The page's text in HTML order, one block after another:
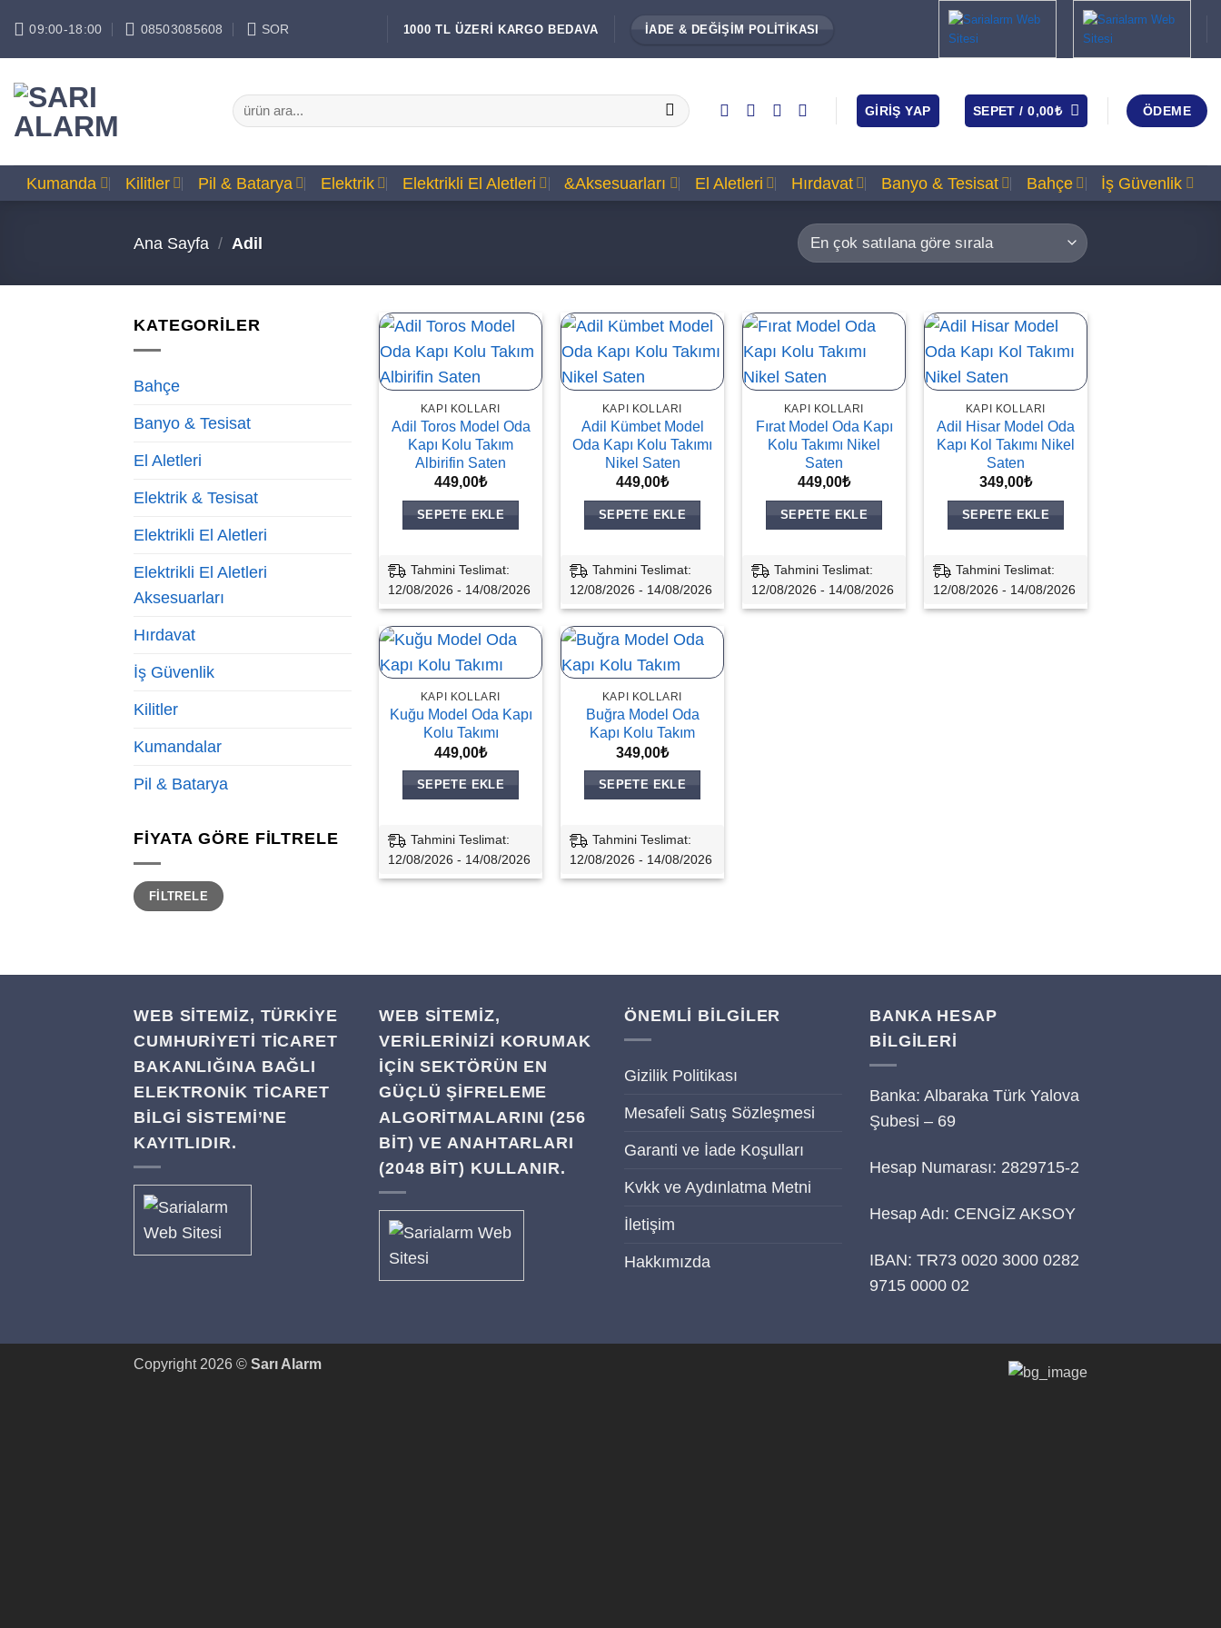
atla 09:00-18:00 08503085608 SOR 1000 TL ÜZERİ KARGO BEDAVA İADE & DEĞİŞİM POLİTİKASI
Ara:
GIRIŞ YAP SEPET /0,00₺ ÖDEME
Kumanda Kilitler Pil & Batarya Elektrik Elektrikli El Aletleri &Aksesuarları El Aletleri Hırdavat Banyo & Tesisat Bahçe İş Güvenlik
Ana Sayfa / Adil
KATEGORİLER
Bahçe
Banyo & Tesisat
El Aletleri
Elektrik & Tesisat
Elektrikli El Aletleri
Elektrikli El Aletleri
Aksesuarları
Hırdavat
İş Güvenlik
Kilitler
Kumandalar
Pil & Batarya
FIYATA GÖRE FILTRELE
En
düşük
fiyat
En
yüksek
fiyat
FILTRELE
KAPI KOLLARI
Adil Toros Model Oda
Kapı Kolu Takım
Albirifin Saten
449,00₺
SEPETE EKLE
Tahmini Teslimat:
12/08/2026 - 14/08/2026
KAPI KOLLARI
Adil Kümbet Model
Oda Kapı Kolu Takımı
Nikel Saten
449,00₺
SEPETE EKLE
Tahmini Teslimat:
12/08/2026 - 14/08/2026
KAPI KOLLARI
Fırat Model Oda Kapı
Kolu Takımı Nikel
Saten
449,00₺
SEPETE EKLE
Tahmini Teslimat:
12/08/2026 - 14/08/2026
KAPI KOLLARI
Adil Hisar Model Oda
Kapı Kol Takımı Nikel
Saten
349,00₺
SEPETE EKLE
Tahmini Teslimat:
12/08/2026 - 14/08/2026
KAPI KOLLARI
Kuğu Model Oda Kapı
Kolu Takımı
449,00₺
SEPETE EKLE
Tahmini Teslimat:
12/08/2026 - 14/08/2026
KAPI KOLLARI
Buğra Model Oda
Kapı Kolu Takım
349,00₺
SEPETE EKLE
Tahmini Teslimat:
12/08/2026 - 14/08/2026
WEB SİTEMİZ, TÜRKİYE
CUMHURİYETİ TİCARET
BAKANLIĞINA BAĞLI
ELEKTRONİK TİCARET
BİLGİ SİSTEMİ’NE
KAYITLIDIR.
WEB SITEMIZ,
VERILERINIZI KORUMAK
IÇIN SEKTÖRÜN EN
GÜÇLÜ ŞIFRELEME
ALGORITMALARINI (256
BIT) VE ANAHTARLARI
(2048 BIT) KULLANIR.
ÖNEMLİ BİLGİLER
Gizilik Politikası
Mesafeli Satış Sözleşmesi
Garanti ve İade Koşulları
Kvkk ve Aydınlatma Metni
İletişim
Hakkımızda
BANKA HESAP
BİLGİLERİ
Banka: Albaraka Türk Yalova
Şubesi – 69
Hesap Numarası: 2829715-2
Hesap Adı: CENGİZ AKSOY
IBAN: TR73 0020 3000 0282
9715 0000 02
Copyright 2026 © Sarı Alarm